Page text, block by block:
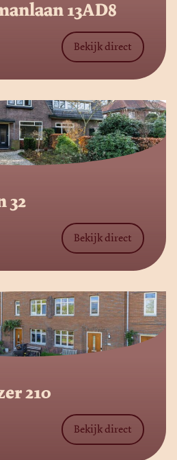
13AD8
Bekijk direct
32
Bekijk direct
210
Bekijk direct